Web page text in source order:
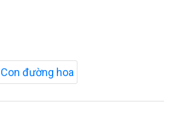
Con đường hoa